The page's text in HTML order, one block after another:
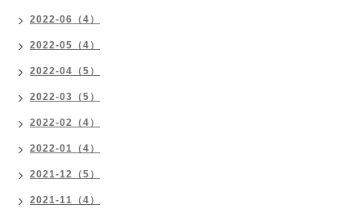
2022-06（4）
2022-05（4）
2022-04（5）
2022-03（5）
2022-02（4）
2022-01（4）
2021-12（5）
2021-11（4）